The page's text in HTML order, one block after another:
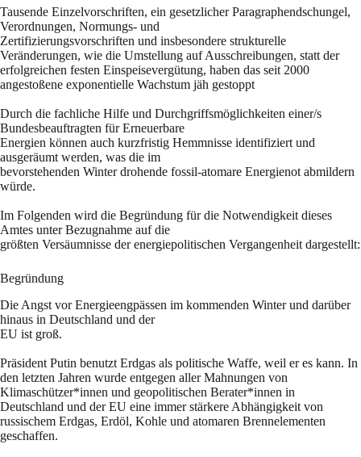
Tausende Einzelvorschriften, ein gesetzlicher Paragraphendschungel,
Verordnungen, Normungs- und
Zertifizierungsvorschriften und insbesondere strukturelle
Veränderungen, wie die Umstellung auf Ausschreibungen, statt der
erfolgreichen festen Einspeisevergütung, haben das seit 2000
angestoßene exponentielle Wachstum jäh gestoppt
Durch die fachliche Hilfe und Durchgriffsmöglichkeiten einer/s
Bundesbeauftragten für Erneuerbare
Energien können auch kurzfristig Hemmnisse identifiziert und
ausgeräumt werden, was die im
bevorstehenden Winter drohende fossil-atomare Energienot abmildern
würde.
Im Folgenden wird die Begründung für die Notwendigkeit dieses
Amtes unter Bezugnahme auf die
größten Versäumnisse der energiepolitischen Vergangenheit dargestellt:
Begründung
Die Angst vor Energieengpässen im kommenden Winter und darüber
hinaus in Deutschland und der
EU ist groß.
Präsident Putin benutzt Erdgas als politische Waffe, weil er es kann. In
den letzten Jahren wurde entgegen aller Mahnungen von
Klimaschützer*innen und geopolitischen Berater*innen in
Deutschland und der EU eine immer stärkere Abhängigkeit von
russischem Erdgas, Erdöl, Kohle und atomaren Brennelementen
geschaffen.